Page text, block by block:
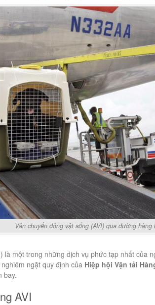
Vận chuyển động vật sống (AVI) qua đường hàng
là một trong những dịch vụ phức tạp nhất của
ngặt quy định của Hiệp hội Vận tải
bay.
AVI